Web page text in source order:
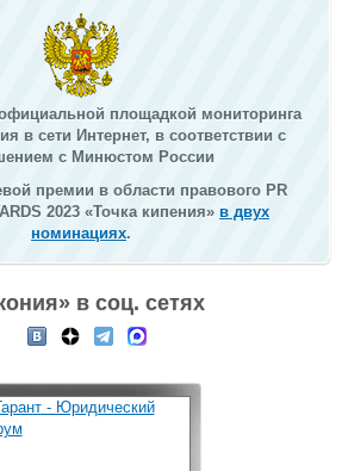
площадкой мониторинга
в сети Интернет, в соответствии с
с Минюстом России
премии в области правового PR
2023 «Точка кипения» в двух
номинациях.
в соц. сетях